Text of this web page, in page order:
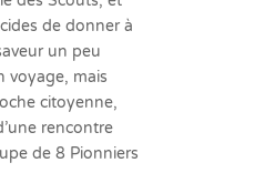
de donner à
un peu
voyage, mais
citoyenne,
rencontre
de 8 Pionniers